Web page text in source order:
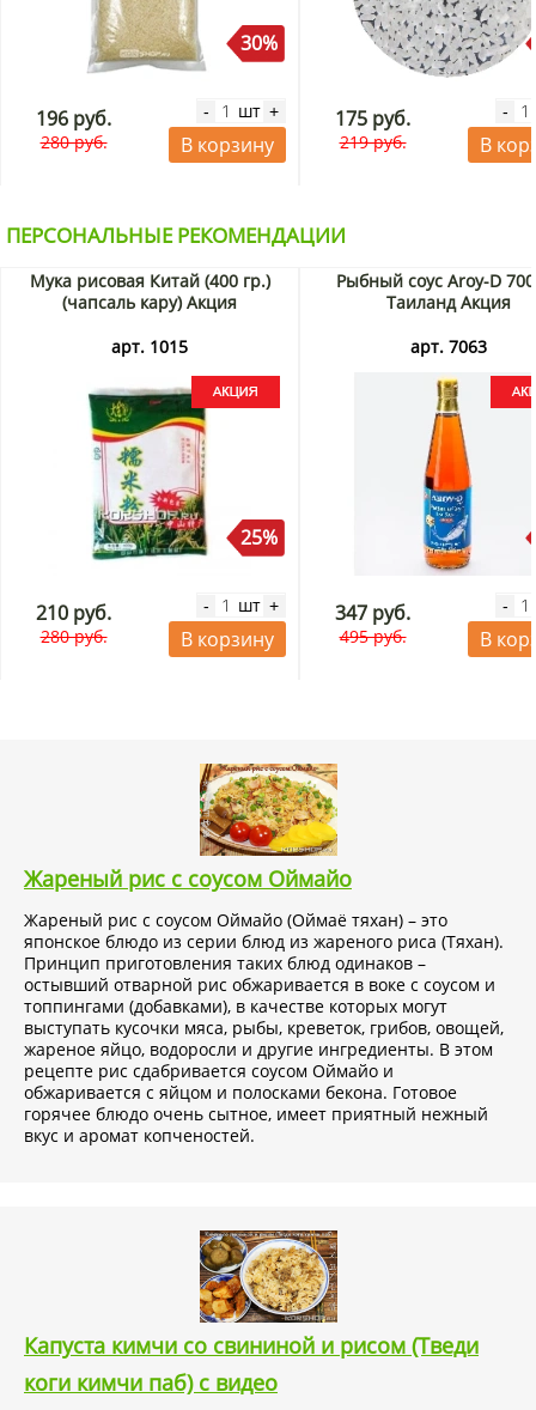
30%
196 руб.
280 руб.
- шт +
В корзину
175 руб.
219 руб.
-
В
ПЕРСОНАЛЬНЫЕ РЕКОМЕНДАЦИИ
Мука рисовая Китай (400 гр.)
(чапсаль кару) Акция
арт. 1015
25%
210 руб.
280 руб.
- шт +
В корзину
Рыбный соус Aroy-D
Таиланд Акция
арт. 7063
347 руб.
495 руб.
-
В
Жареный рис с соусом Оймайо
Жареный рис с соусом Оймайо (Оймаё тяхан) – это
японское блюдо из серии блюд из жареного риса (Тяхан).
Принцип приготовления таких блюд одинаков –
остывший отварной рис обжаривается в воке с соусом и
топпингами (добавками), в качестве которых могут
выступать кусочки мяса, рыбы, креветок, грибов, овощей,
жареное яйцо, водоросли и другие ингредиенты. В этом
рецепте рис сдабривается соусом Оймайо и
обжаривается с яйцом и полосками бекона. Готовое
горячее блюдо очень сытное, имеет приятный нежный
вкус и аромат копченостей.
Капуста кимчи со свининой и рисом (Тведи
коги кимчи паб) с видео